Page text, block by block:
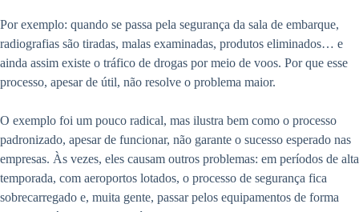
Por exemplo: quando se passa pela segurança da sala de embarque,
radiografias são tiradas, malas examinadas, produtos eliminados… e
ainda assim existe o tráfico de drogas por meio de voos. Por que esse
processo, apesar de útil, não resolve o problema maior.
O exemplo foi um pouco radical, mas ilustra bem como o processo
padronizado, apesar de funcionar, não garante o sucesso esperado nas
empresas. Às vezes, eles causam outros problemas: em períodos de alta
temporada, com aeroportos lotados, o processo de segurança fica
sobrecarregado e, muita gente, passar pelos equipamentos de forma